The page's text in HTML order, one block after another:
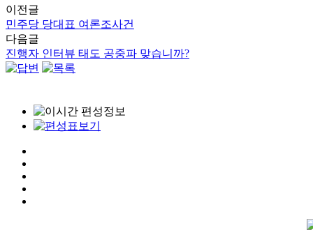
이전글
민주당 당대표 여론조사건
다음글
진행자 인터뷰 태도 공중파 맞습니까?